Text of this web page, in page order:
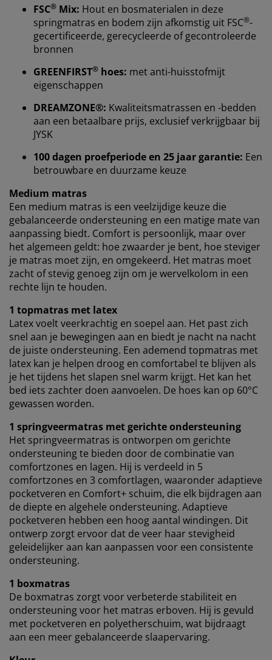
FSC® Mix: Hout en bosmaterialen in deze
springmatras en bodem zijn afkomstig uit FSC®-
gecertificeerde, gerecycleerde of gecontroleerde
bronnen
GREENFIRST® hoes: met anti-huisstofmijt
eigenschappen
DREAMZONE®: Kwaliteitsmatrassen en -bedden
aan een betaalbare prijs, exclusief verkrijgbaar bij
JYSK
100 dagen proefperiode en 25 jaar garantie: Een
betrouwbare en duurzame keuze
Medium matras
Een medium matras is een veelzijdige keuze die
gebalanceerde ondersteuning en een matige mate van
aanpassing biedt. Comfort is persoonlijk, maar over
het algemeen geldt: hoe zwaarder je bent, hoe steviger
je matras moet zijn, en omgekeerd. Het matras moet
zacht of stevig genoeg zijn om je wervelkolom in een
rechte lijn te houden.
1 topmatras met latex
Latex voelt veerkrachtig en soepel aan. Het past zich
snel aan je bewegingen aan en biedt je nacht na nacht
de juiste ondersteuning. Een ademend topmatras met
latex kan je helpen droog en comfortabel te blijven als
je het tijdens het slapen snel warm krijgt. Het kan het
bed iets zachter doen aanvoelen. De hoes kan op 60°C
gewassen worden.
1 springveermatras met gerichte ondersteuning
Het springveermatras is ontworpen om gerichte
ondersteuning te bieden door de combinatie van
comfortzones en lagen. Hij is verdeeld in 5
comfortzones en 3 comfortlagen, waaronder adaptieve
pocketveren en Comfort+ schuim, die elk bijdragen aan
de diepte en algehele ondersteuning. Adaptieve
pocketveren hebben een hoog aantal windingen. Dit
ontwerp zorgt ervoor dat de veer haar stevigheid
geleidelijker aan kan aanpassen voor een consistente
ondersteuning.
1 boxmatras
De boxmatras zorgt voor verbeterde stabiliteit en
ondersteuning voor het matras erboven. Hij is gevuld
met pocketveren en polyetherschuim, wat bijdraagt
aan een meer gebalanceerde slaapervaring.
Wij personaliseren jouw ervaring
Bij JYSK gebruiken we cookies en mobiele
tijdens het bezoeken van onze website. Cookies
verzamelen informatie over jou om functionaliteit,
statistieken en relevante marketing te waarborgen.
Wanneer je marketingcookies accepteert, delen we je
browsergegevens met marketingpartners (zoals
Google, Meta en Tiktok) voor gepersonaliseerde en
vaste advertenties. Je kunt meer lezen over de
doeleinden via ''Aanpassen'' en je toestemming op elk
moment intrekken door op het cookie-icoontje te
klikken. Door op ''Alles accepteren'' te klikken, ga je
akkoord met alle drie de doeleinden. Lees meer over
onzeverzameling en verwerking van
persoonsgegevensen onscookiebeleid.